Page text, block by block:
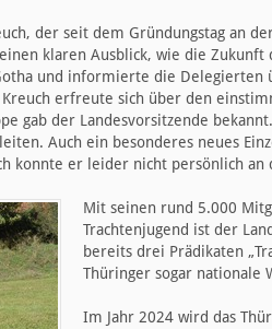
der seit dem Gründungstag an
klaren Ausblick, wie die
und informierte die
erfreute sich über den
gab der Landesvorsitzende
Auch ein besonderes neues
konnte er leider nicht persönlich
Mit seinen rund 5.000
Trachtenjugend ist der
bereits drei Prädikaten
Thüringer sogar nationale
Im Jahr 2024 wird das